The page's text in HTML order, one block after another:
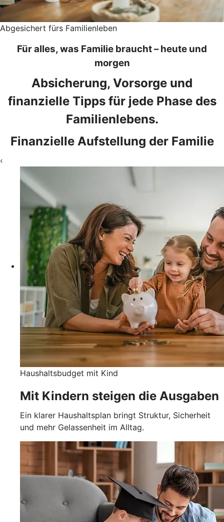
Abgesichert fürs Familienleben
Für alles, was Familie braucht – heute und
morgen
Absicherung, Vorsorge und
finanzielle Tipps für jede Phase des
Familienlebens.
Finanzielle Aufstellung der Familie
‹
Haushaltsbudget mit Kind
Mit Kindern steigen die Ausgaben
Ein klarer Haushaltsplan bringt Struktur, Sicherheit
und mehr Gelassenheit im Alltag.